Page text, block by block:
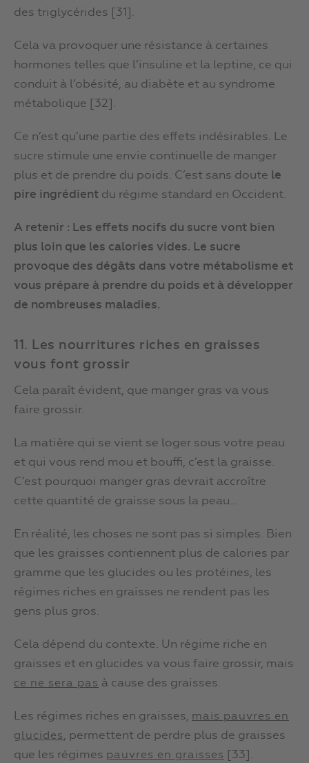
des triglycérides [31].
Cela va provoquer une résistance à certaines
hormones telles que l’insuline et la leptine, ce qui
conduit à l’obésité, au diabète et au syndrome
métabolique [32].
Ce n’est qu’une partie des effets indésirables. Le
sucre stimule une envie continuelle de manger
plus et de prendre du poids. C’est sans doute le
pire ingrédient du régime standard en Occident.
A retenir : Les effets nocifs du sucre vont bien
plus loin que les calories vides. Le sucre
provoque des dégâts dans votre métabolisme et
vous prépare à prendre du poids et à développer
de nombreuses maladies.
11. Les nourritures riches en graisses
vous font grossir
Cela paraît évident, que manger gras va vous
faire grossir.
La matière qui se vient se loger sous votre peau
et qui vous rend mou et bouffi, c’est la graisse.
C’est pourquoi manger gras devrait accroître
cette quantité de graisse sous la peau…
En réalité, les choses ne sont pas si simples. Bien
que les graisses contiennent plus de calories par
gramme que les glucides ou les protéines, les
régimes riches en graisses ne rendent pas les
gens plus gros.
Cela dépend du contexte. Un régime riche en
graisses et en glucides va vous faire grossir, mais
ce ne sera pas à cause des graisses.
Les régimes riches en graisses, mais pauvres en
glucides, permettent de perdre plus de graisses
que les régimes pauvres en graisses [33].